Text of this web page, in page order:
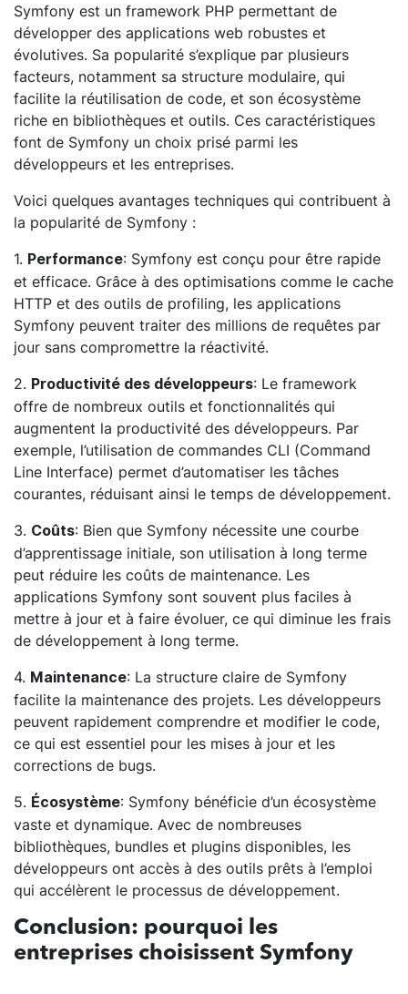
Symfony est un framework PHP permettant de
développer des applications web robustes et
évolutives. Sa popularité s’explique par plusieurs
facteurs, notamment sa structure modulaire, qui
facilite la réutilisation de code, et son écosystème
riche en bibliothèques et outils. Ces caractéristiques
font de Symfony un choix prisé parmi les
développeurs et les entreprises.
Voici quelques avantages techniques qui contribuent à
la popularité de Symfony :
1. Performance: Symfony est conçu pour être rapide
et efficace. Grâce à des optimisations comme le cache
HTTP et des outils de profiling, les applications
Symfony peuvent traiter des millions de requêtes par
jour sans compromettre la réactivité.
2. Productivité des développeurs: Le framework
offre de nombreux outils et fonctionnalités qui
augmentent la productivité des développeurs. Par
exemple, l’utilisation de commandes CLI (Command
Line Interface) permet d’automatiser les tâches
courantes, réduisant ainsi le temps de développement.
3. Coûts: Bien que Symfony nécessite une courbe
d’apprentissage initiale, son utilisation à long terme
peut réduire les coûts de maintenance. Les
applications Symfony sont souvent plus faciles à
mettre à jour et à faire évoluer, ce qui diminue les frais
de développement à long terme.
4. Maintenance: La structure claire de Symfony
facilite la maintenance des projets. Les développeurs
peuvent rapidement comprendre et modifier le code,
ce qui est essentiel pour les mises à jour et les
corrections de bugs.
5. Écosystème: Symfony bénéficie d’un écosystème
vaste et dynamique. Avec de nombreuses
bibliothèques, bundles et plugins disponibles, les
développeurs ont accès à des outils prêts à l’emploi
qui accélèrent le processus de développement.
Conclusion: pourquoi les
entreprises choisissent Symfony